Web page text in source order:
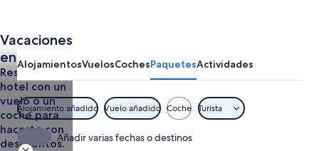
Vacaciones
en La
Mata
Reserva el
hotel con un
vuelo o un
coche para
hacerte con
descuentos.
AlojamientosVuelosCochesPaquetesActividades
Alojamiento añadido Vuelo añadido Coche Turista
Añadir varias fechas o destinos